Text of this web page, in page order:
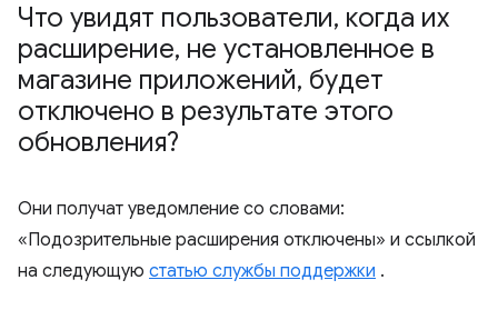
Что увидят пользователи, когда их
расширение, не установленное в
магазине приложений, будет
отключено в результате этого
обновления?
Они получат уведомление со словами:
«Подозрительные расширения отключены» и ссылкой
на следующую статью службы поддержки .